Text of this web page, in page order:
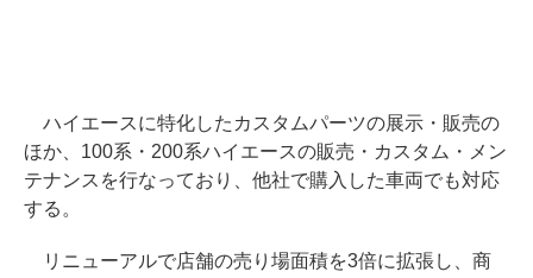
ハイエースに特化したカスタムパーツの展示・販売の
ほか、100系・200系ハイエースの販売・カスタム・メン
テナンスを行なっており、他社で購入した車両でも対応
する。
リニューアルで店舗の売り場面積を3倍に拡張し、商